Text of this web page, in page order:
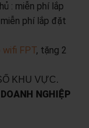
: miễn phí lắp
phí lắp đặt
wifi FPT, tặng 2
KHU VỰC.
NGHIỆP